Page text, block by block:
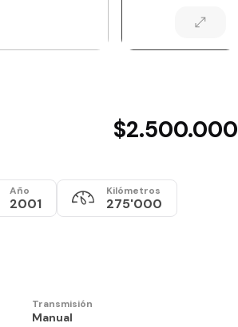
$2.500.000
Año
2001
Kilómetros
275'000
Transmisión
Manual